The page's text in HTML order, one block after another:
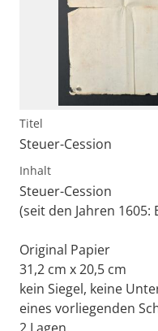
Titel
Steuer-Cession
Inhalt
Steuer-Cession
(seit den Jahren 1605:
Original Papier
31,2 cm x 20,5 cm
kein Siegel, keine
eines vorliegenden